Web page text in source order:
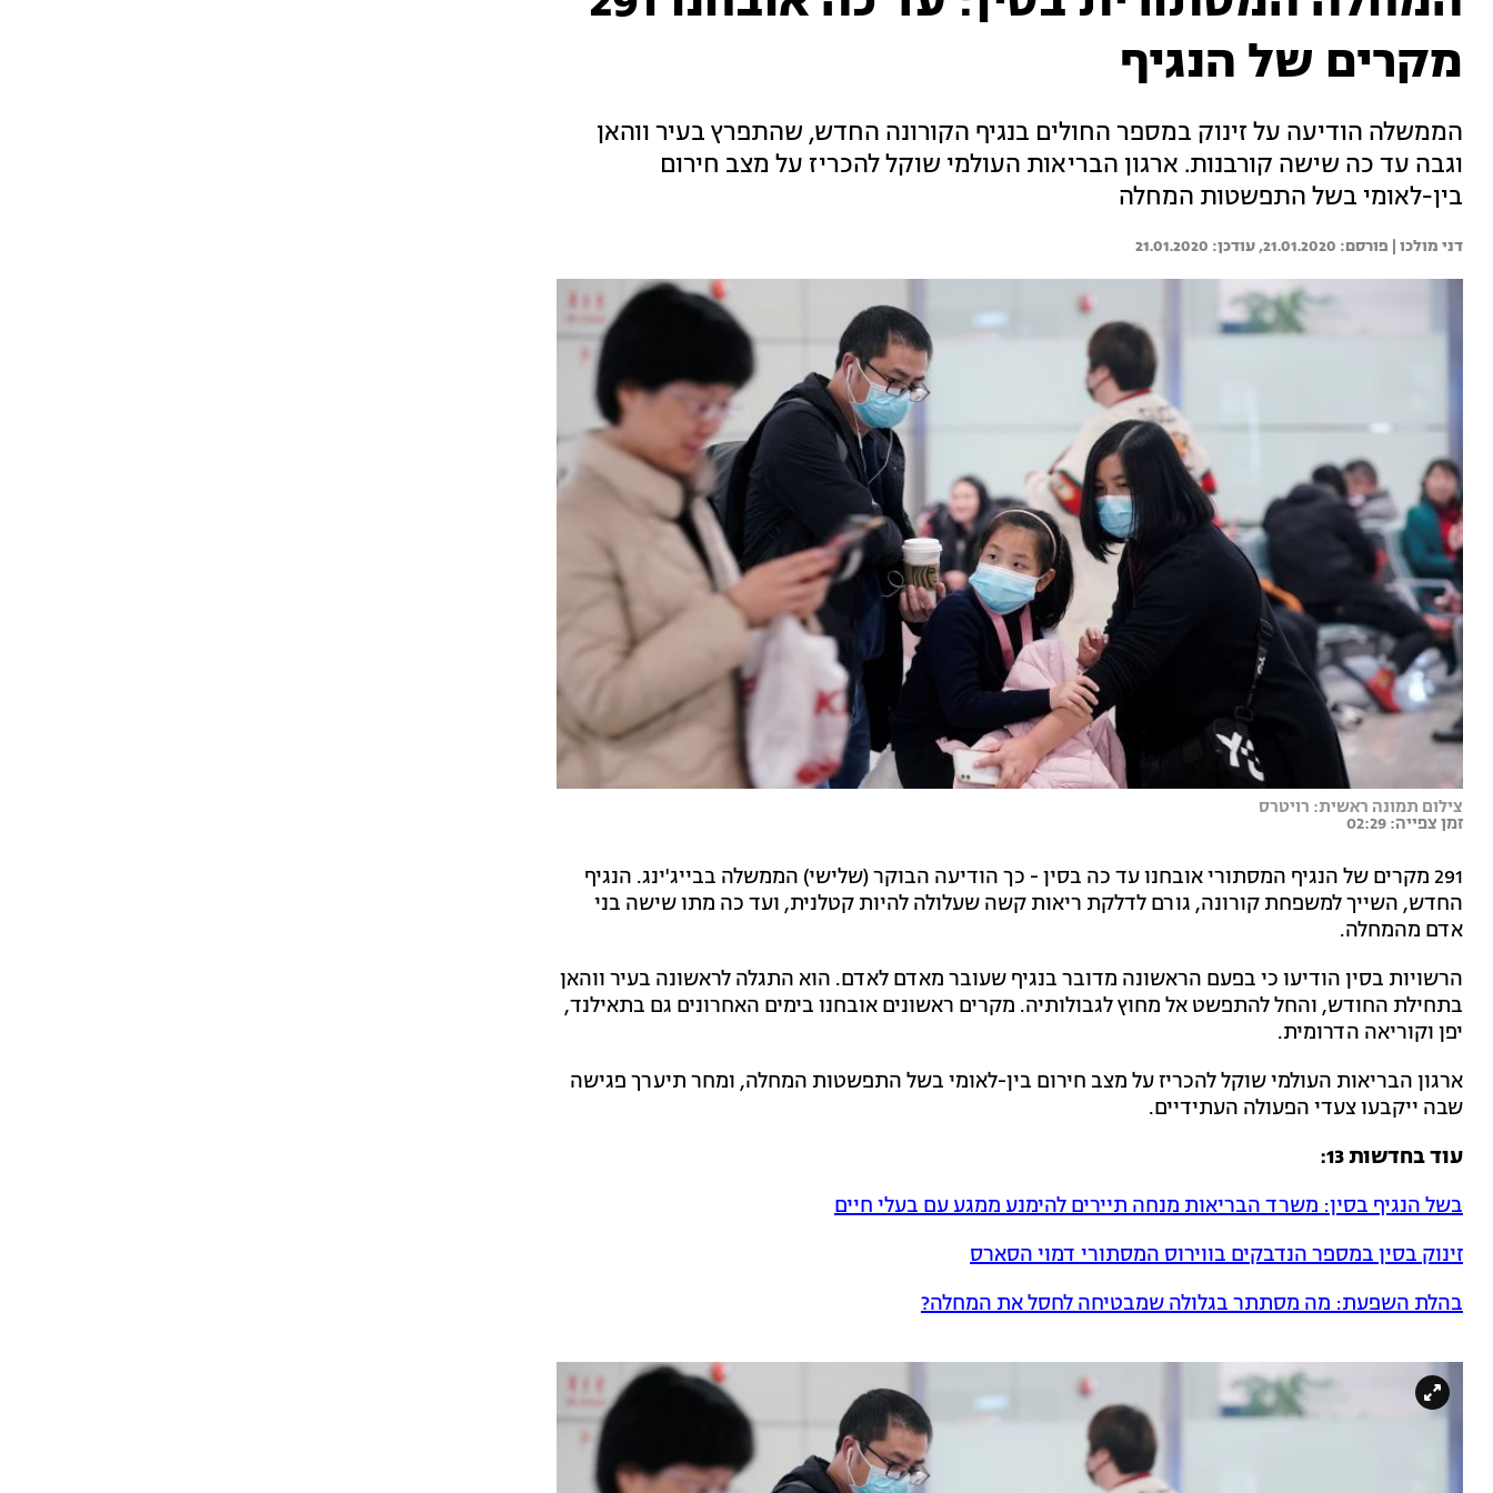
מקרים של הנגיף
הממשלה הודיעה על זינוק במספר החולים בנגיף הקורונה החדש, שהתפרץ בעיר ווהאן
וגבה עד כה שישה קורבנות. ארגון הבריאות העולמי שוקל להכריז על מצב חירום
בין-לאומי בשל התפשטות המחלה
דני מולכו | 21.01.2020
21.01.2020
צילום תמונה ראשית: רויטרס
זמן צפייה: 02:29
291 מקרים של הנגיף המסתורי אובחנו עד כה בסין - כך הודיעה הבוקר (שלישי) הממשלה בבייג'ינג. הנגיף
החדש, השייך למשפחת קורונה, גורם לדלקת ריאות קשה שעלולה להיות קטלנית, ועד כה מתו שישה בני
אדם מהמחלה.
הרשויות בסין הודיעו כי בפעם הראשונה מדובר בנגיף שעובר מאדם לאדם. הוא התגלה לראשונה בעיר ווהאן
בתחילת החודש, והחל להתפשט אל מחוץ לגבולותיה. מקרים ראשונים אובחנו בימים האחרונים גם בתאילנד,
יפן וקוריאה הדרומית.
ארגון הבריאות העולמי שוקל להכריז על מצב חירום בין-לאומי בשל התפשטות המחלה, ומחר תיערך פגישה
שבה ייקבעו צעדי הפעולה העתידיים.
עוד בחדשות 13:
בשל הנגיף בסין: משרד הבריאות מנחה תיירים להימנע ממגע עם בעלי חיים
זינוק בסין במספר הנדבקים בווירוס המסתורי דמוי הסארס
בהלת השפעת: מה מסתתר בגלולה שמבטיחה לחסל את המחלה?